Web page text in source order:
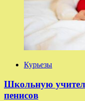
Курьезы
Школьную
пенисов